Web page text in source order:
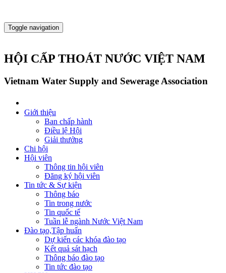
Toggle navigation
HỘI CẤP THOÁT NƯỚC VIỆT NAM
Vietnam Water Supply and Sewerage Association
Giới thiệu
Ban chấp hành
Điều lệ Hội
Giải thưởng
Chi hội
Hội viên
Thông tin hội viên
Đăng ký hội viên
Tin tức & Sự kiện
Thông báo
Tin trong nước
Tin quốc tế
Tuần lễ ngành Nước Việt Nam
Đào tạo,Tập huấn
Dự kiến các khóa đào tạo
Kết quả sát hạch
Thông báo đào tạo
Tin tức đào tạo